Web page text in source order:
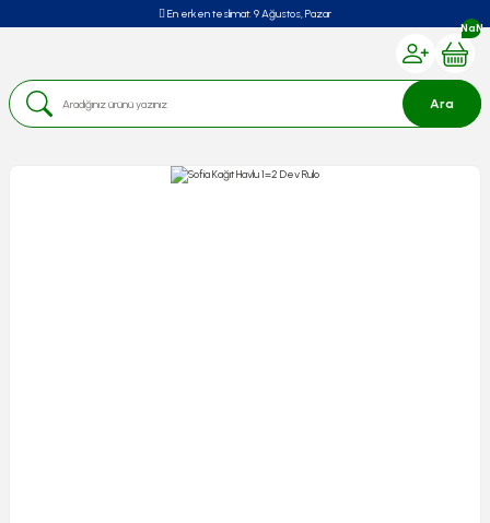
En erken teslimat: 9 Ağustos, Pazar
Ara
NaN